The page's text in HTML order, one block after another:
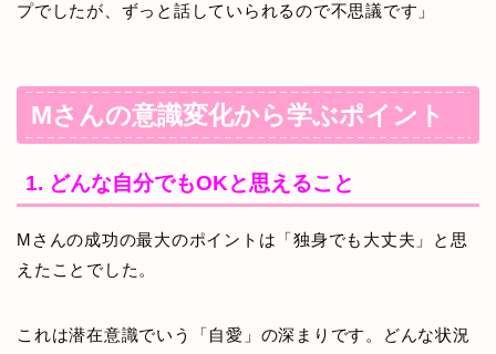
プでしたが、ずっと話していられるので不思議です」
Mさんの意識変化から学ぶポイント
1. どんな自分でもOKと思えること
Mさんの成功の最大のポイントは「独身でも大丈夫」と思
えたことでした。
これは潜在意識でいう「自愛」の深まりです。どんな状況